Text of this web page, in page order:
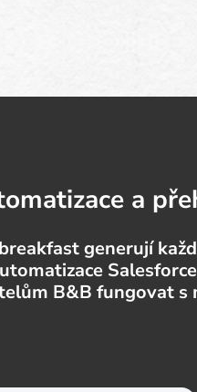
a
generují
B&B fungovat